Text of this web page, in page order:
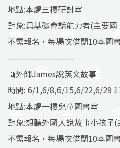
地點:本處三樓研討室
對象:具基礎會話能力者(主要國
不需報名，每場次借閱10本圖
----------------------
👱外師James說英文故事
時間: 6/1,6/8,6/15,6/22,6/29
地點:本處一樓兒童圖書室
對象:想聽外國人說故事小孩子
不需報名，每場次借閱10本圖